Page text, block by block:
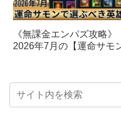
《無課金エンパズ攻略》
2026年7月の【運命サモ